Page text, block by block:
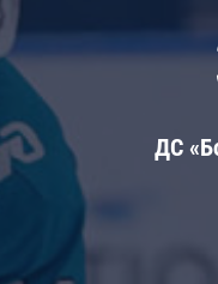
ДС